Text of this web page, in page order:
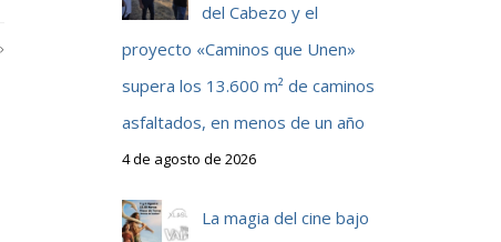
del Cabezo y el
proyecto «Caminos que Unen»
supera los 13.600 m² de caminos
asfaltados, en menos de un año
4 de agosto de 2026
La magia del cine bajo